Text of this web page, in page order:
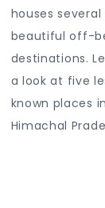
houses
beautiful off-
destinations.
a look at five
known places in
Himachal